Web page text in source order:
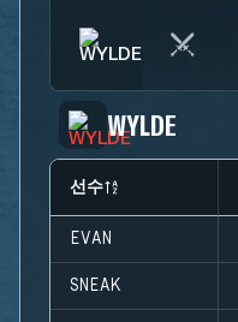
WYLDE
선수
EVAN
SNEAK